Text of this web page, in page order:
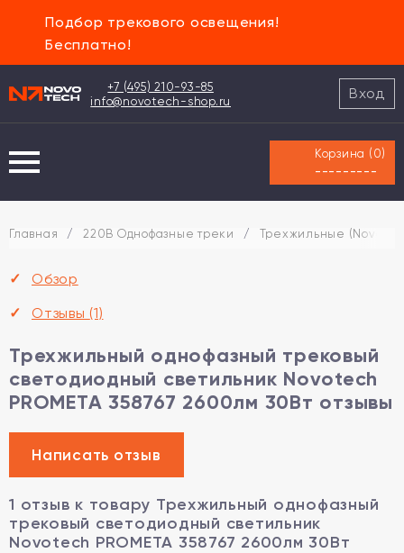
Подбор трекового освещения!
Бесплатно!
+7 (495) 210-93-85
info@novotech-shop.ru
Вход
Корзина ( 0)
---------
Главная / 220В Однофазные треки / Трехжильные
Обзор
Отзывы (1)
Трехжильный однофазный трековый
светодиодный светильник Novotech
PROMETA 358767 2600лм 30Вт отзывы
1 отзыв к товару Трехжильный однофазный
трековый светодиодный светильник
Novotech PROMETA 358767 2600лм 30Вт